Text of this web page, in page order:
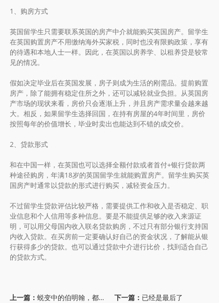
1、购房方式
英国留学生只需要联系英国的房产中介就能购买英国房产。留学生
在英国购置房产不用缴纳海外买家税，同时也没有限购政策，享有
的待遇和本地人士一样。因此，在英国以房养学、以租养贷是较常
见的情况。
假如决定毕业后在英国发展，房子则成为生活的刚需品。提前购置
房产，除了能拥有稳定住所之外，还可以减轻就业负担。从英国房
产市场的现状来看，房价只会逐渐上升，并且房产需求量会越来越
大。相反，如果留学生选择回国，在持有房屋的4年时间里，房价
按照每年的价值增长，毕业时卖出也能达到不错的成交价。
2、贷款形式
和在中国一样，在英国也可以选择全额付款或者首付+银行贷款两
种途径购房，年满18岁的英国留学生就能购置房产。留学生购买英
国房产时通常以贷款的形式进行购买，减轻资金压力。
不过留学生贷款评估比较严格，需要提供工作和收入是否稳定、职
业信息和个人信用等多种信息。要是不能提供足够的收入来源证
明，可以用父母国内收入联名贷款购房，不过只有部分银行支持国
内收入贷款。在买房前一定要确认好自己的资金状况，了解能从银
行获得多少的贷款。也可以通过贷款中介进行比价，找到适合自己
的贷款方式。
上一篇： 蜕变中的伯明翰，都有哪些核心基建项目？ 下一篇： 已经是最后了